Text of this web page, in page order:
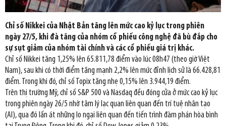
Chỉ số Nikkei của Nhật Bản tăng lên mức cao kỷ lục trong phiên
ngày 27/5, khi đà tăng của nhóm cổ phiếu công nghệ đã bù đắp cho
sự sụt giảm của nhóm tài chính và các cổ phiếu giá trị khác.
Chỉ số Nikkei tăng 1,25% lên 65.811,78 điểm vào lúc 08h47 (theo giờ Việt
Nam), sau khi có thời điểm tăng mạnh 2,2% lên mức đỉnh lịch sử là 66.428,81
điểm. Trong khi đó, chỉ số Topix tăng nhẹ 0,15% lên 3.944,19 điểm.
Trên thị trường Mỹ, chỉ số S&P 500 và Nasdaq đều đóng cửa ở mức cao kỷ lục
trong phiên ngày 26/5 nhờ tâm lý lạc quan liên quan đến trí tuệ nhân tạo
(AI), qua đó lấn át những lo ngại liên quan đến tiến trình đàm phán hòa bình